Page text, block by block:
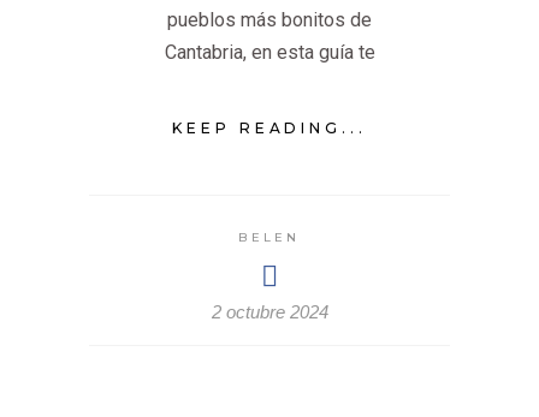
pueblos más bonitos de
Cantabria, en esta guía te
KEEP READING...
BELEN
2 octubre 2024